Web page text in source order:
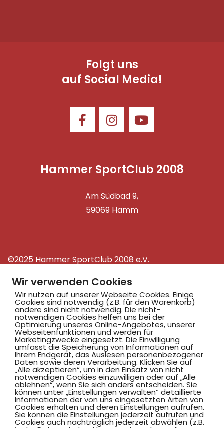
Folgt uns
auf Social Media!
Hammer SportClub 2008
Am Südbad 9,
59069 Hamm
©2025 Hammer SportClub 2008 e.V.
Mit zum Verein by PASSGEBER
Impressum
Datenschutz
Hinweisgebersystem
Wir verwenden Cookies
Wir nutzen auf unserer Webseite Cookies. Einige
Cookies sind notwendig (z.B. für den Warenkorb)
andere sind nicht notwendig. Die nicht-
notwendigen Cookies helfen uns bei der
Optimierung unseres Online-Angebotes, unserer
Webseitenfunktionen und werden für
Marketingzwecke eingesetzt. Die Einwilligung
umfasst die Speicherung von Informationen auf
Ihrem Endgerät, das Auslesen personenbezogener
Daten sowie deren Verarbeitung. Klicken Sie auf
„Alle akzeptieren“, um in den Einsatz von nicht
notwendigen Cookies einzuwilligen oder auf „Alle
ablehnen“, wenn Sie sich anders entscheiden. Sie
können unter „Einstellungen verwalten“ detaillierte
Informationen der von uns eingesetzten Arten von
Cookies erhalten und deren Einstellungen aufrufen.
Sie können die Einstellungen jederzeit aufrufen und
Cookies auch nachträglich jederzeit abwählen (z.B.